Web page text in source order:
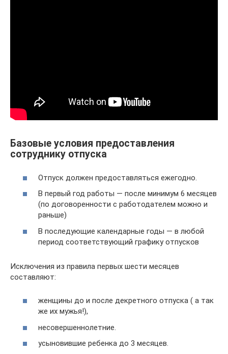
Базовые условия предоставления
сотруднику отпуска
Отпуск должен предоставляться ежегодно.
В первый год работы — после минимум 6 месяцев
(по договоренности с работодателем можно и
раньше)
В последующие календарные годы — в любой
период соответствующий графику отпусков
Исключения из правила первых шести месяцев
составляют:
женщины до и после декретного отпуска ( а так
же их мужья!),
несовершеннолетние.
усыновившие ребенка до 3 месяцев.